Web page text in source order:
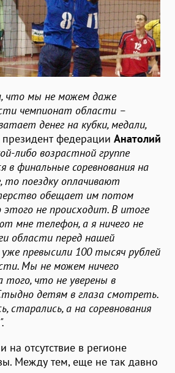
что мы не можем даже
чемпионат области –
денег на кубки, медали,
президент федерации Анатолий
либо возрастной группе
в финальные соревнования на
то поездку оплачивают
обещает им потом
этого не происходит. В итоге
мне телефон, а я ничего не
области перед нашей
превысили 100 тысяч рублей
Мы не можем ничего
того, что не уверены в
детям в глаза смотреть.
старались, а на соревнования
на отсутствие в регионе
Между тем, еще не так давно